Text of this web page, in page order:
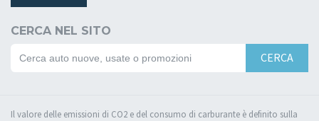
CERCA NEL SITO
CERCA
Il valore delle emissioni di CO2 e del consumo di carburante è definito sulla